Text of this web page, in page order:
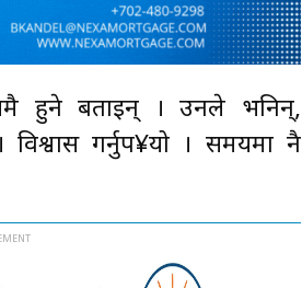
हुने बताइन् । उनले भनिन्,
गर्नुप¥यो । समयमा नै